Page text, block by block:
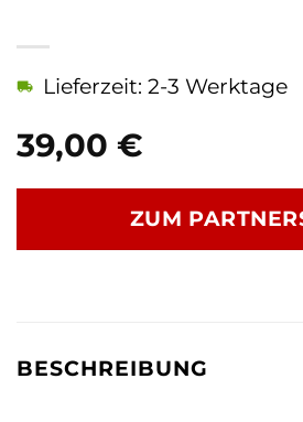
39,00 €
Lieferzeit: 2-3 Werktage
ZUM
BESCHREIBUNG